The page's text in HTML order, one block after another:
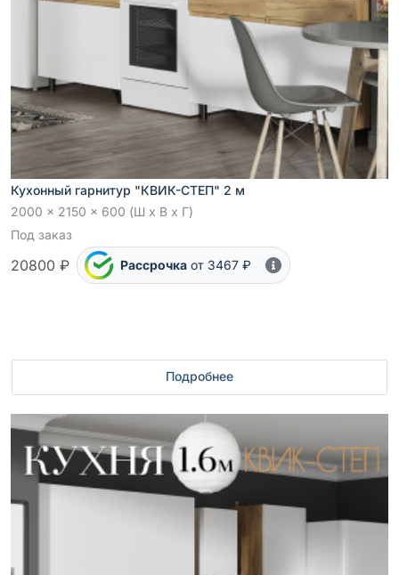
Кухонный гарнитур "КВИК-СТЕП" 2 м
2000 x 2150 x 600 (Ш x В x Г)
Под заказ
20800 ₽ Рассрочка от 3467 ₽
Подробнее